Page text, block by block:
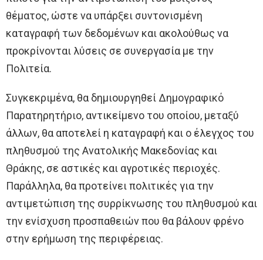
θέματος, ώστε να υπάρξει συντονισμένη
καταγραφή των δεδομένων και ακολούθως να
προκρίνονται λύσεις σε συνεργασία με την
Πολιτεία.
Συγκεκριμένα, θα δημιουργηθεί Δημογραφικό
Παρατηρητήριο, αντικείμενο του οποίου, μεταξύ
άλλων, θα αποτελεί η καταγραφή και ο έλεγχος του
πληθυσμού της Ανατολικής Μακεδονίας και
Θράκης, σε αστικές και αγροτικές περιοχές.
Παράλληλα, θα προτείνει πολιτικές για την
αντιμετώπιση της συρρίκνωσης του πληθυσμού και
την ενίσχυση προσπαθειών που θα βάλουν φρένο
στην ερήμωση της περιφέρειας.